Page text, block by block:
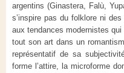
argentins (Ginastera, Falù,
s’inspire pas du folklore ni
aux tendances modernistes
tout son art dans un
représentatif de sa
forme l’attire, la microforme